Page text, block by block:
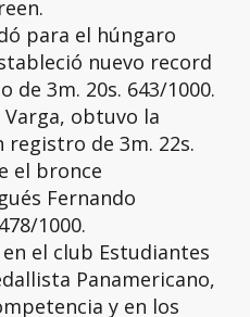
para el húngaro
nuevo record
3m. 20s. 643/1000.
obtuvo la
registro de 3m. 22s.
el bronce
Fernando
1000.
el club Estudiantes
Panamericano,
y en los